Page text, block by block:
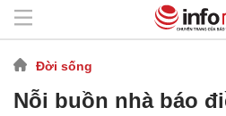
Đời sống
Nỗi buồn nhà báo